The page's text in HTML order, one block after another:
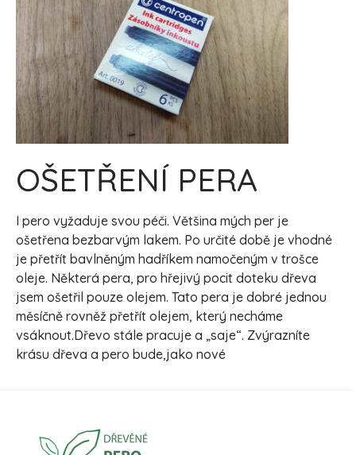
OŠETŘENÍ PERA
I pero vyžaduje svou péči. Většina mých per je
ošetřena bezbarvým lakem. Po určité době je vhodné
je přetřít bavlněným hadříkem namočeným v trošce
oleje. Některá pera, pro hřejivý pocit doteku dřeva
jsem ošetřil pouze olejem. Tato pera je dobré jednou
měsíčně rovněž přetřít olejem, který necháme
vsáknout.Dřevo stále pracuje a „saje“. Zvýrazníte
krásu dřeva a pero bude,jako nové